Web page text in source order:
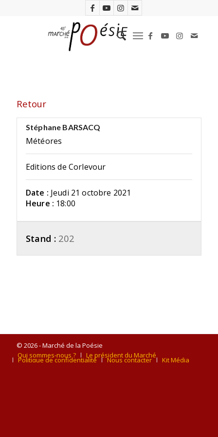
Retour
Stéphane BARSACQ
Météores
Editions de Corlevour
Date : Jeudi 21 octobre 2021
Heure : 18:00
Stand : 202
© 2026 - Marché de la Poésie
Qui sommes-nous ?
Le président du Marché
Politique de confidentialité Nous contacter Kit Média